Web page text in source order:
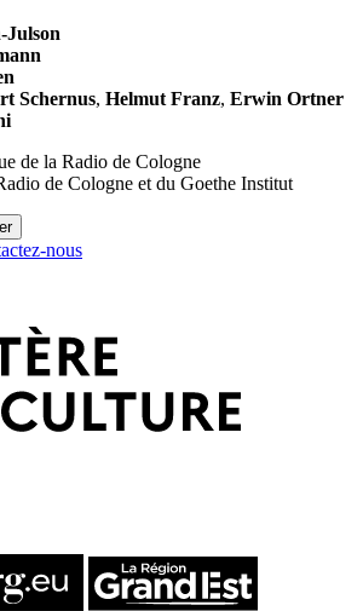
Julson
Schernus, Helmut Franz, Erwin Ortner
de la Radio de Cologne
de Cologne et du Goethe Institut
nous